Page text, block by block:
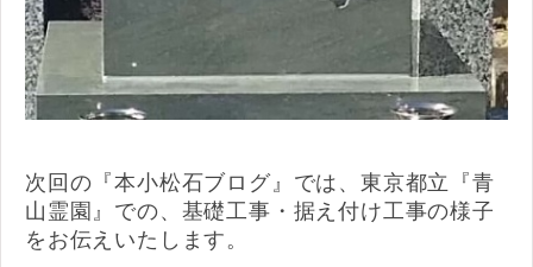
次回の『本小松石ブログ』では、東京都立『青
山霊園』での、基礎工事・据え付け工事の様子
をお伝えいたします。